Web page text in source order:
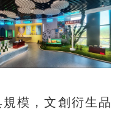
模，文創衍生品